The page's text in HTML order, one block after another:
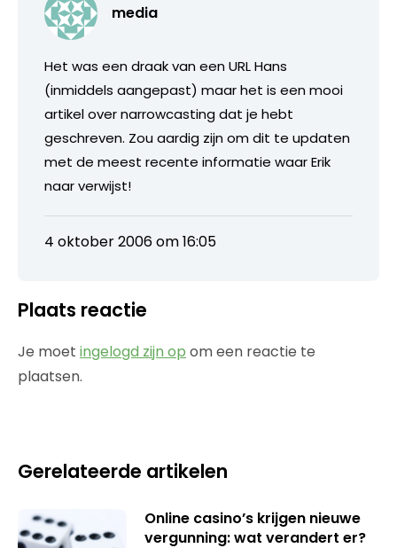
media
Het was een draak van een URL Hans
(inmiddels aangepast) maar het is een mooi
artikel over narrowcasting dat je hebt
geschreven. Zou aardig zijn om dit te updaten
met de meest recente informatie waar Erik
naar verwijst!
4 oktober 2006 om 16:05
Plaats reactie
Je moet ingelogd zijn op om een reactie te
plaatsen.
Gerelateerde artikelen
Online casino’s krijgen nieuwe
vergunning: wat verandert er?